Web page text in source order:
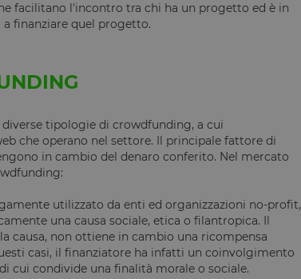
facilitano l'incontro tra chi ha un progetto ed è in
finanziare quel progetto.
tipologie di crowdfunding, a cui
che operano nel settore. Il principale fattore di
in cambio del denaro conferito. Nel mercato
utilizzato da enti ed organizzazioni no-profit,
una causa sociale, etica o filantropica. Il
causa, non ottiene in cambio una ricompensa
casi, il finanziatore ha infatti un coinvolgimento
cui condivide una finalità morale o sociale.